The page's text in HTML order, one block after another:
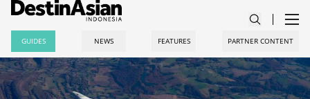
GUIDES NEWS FEATURES PARTNER CONTENT